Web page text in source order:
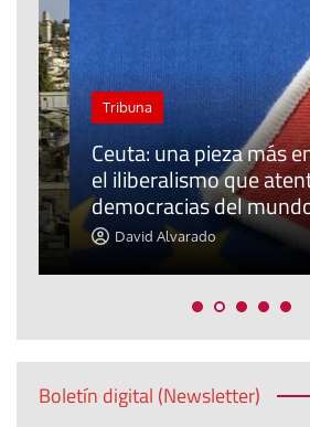
Tribuna
Ceuta: una pieza más en
el iliberalismo que atenta
democracias del mundo
David Alvarado
Boletín digital (Newsletter)